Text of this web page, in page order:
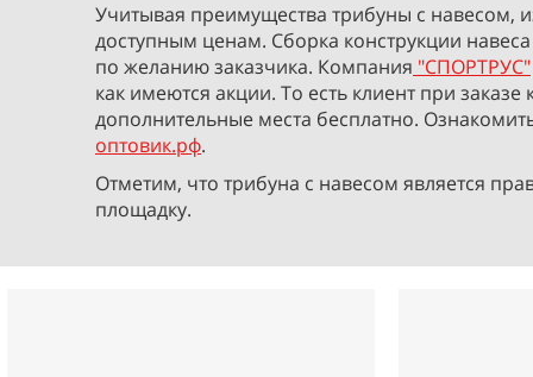
Учитывая преимущества трибуны с навесом,
доступным ценам. Сборка конструкции
по желанию заказчика. Компания "СПОРТРУС"
как имеются акции. То есть клиент при
дополнительные места бесплатно.
оптовик.рф.
Отметим, что трибуна с навесом является
площадку.